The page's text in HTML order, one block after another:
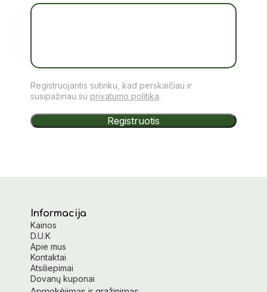
Registruojantis sutinku, kad perskaičiau ir
susipažinau su privatumo politika.
Informacija
Kainos
D.U.K
Apie mus
Kontaktai
Atsiliepimai
Dovanų kuponai